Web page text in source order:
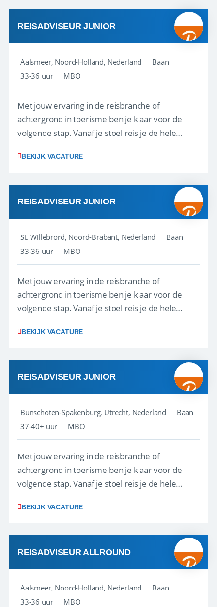
werken: of het nu gaat om vragen ...
REISADVISEUR JUNIOR
Aalsmeer, Noord-Holland, Nederland
Baan
33-36 uur
MBO
Met jouw ervaring in de reisbranche of
achtergrond in toerisme ben je klaar voor de
volgende stap. Vanaf je stoel reis je de hele
wensen van je team, je klant en wat er in de
klanten te overtuigen om die droomreis te
boeken! ...
BEKIJK VACATURE
REISADVISEUR JUNIOR
St. Willebrord, Noord-Brabant, Nederland
Baan
33-36 uur
MBO
Met jouw ervaring in de reisbranche of
achtergrond in toerisme ben je klaar voor de
volgende stap. Vanaf je stoel reis je de hele
wensen van je team, je klant en wat er in de
klanten te overtuigen om die droomreis te
boeken! ...
BEKIJK VACATURE
REISADVISEUR JUNIOR
Bunschoten-Spakenburg, Utrecht, Nederland
Baan
37-40+ uur
MBO
Met jouw ervaring in de reisbranche of
achtergrond in toerisme ben je klaar voor de
volgende stap. Vanaf je stoel reis je de hele
wensen van je team, je klant en wat er in de
klanten te overtuigen om die droomreis te
boeken! ...
BEKIJK VACATURE
REISADVISEUR ALLROUND
Aalsmeer, Noord-Holland, Nederland
Baan
33-36 uur
MBO